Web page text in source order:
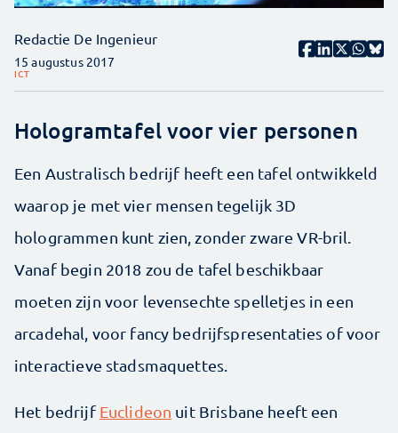
Redactie De Ingenieur
15 augustus 2017
ICT
Hologramtafel voor vier personen
Een Australisch bedrijf heeft een tafel ontwikkeld
waarop je met vier mensen tegelijk 3D
hologrammen kunt zien, zonder zware VR-bril.
Vanaf begin 2018 zou de tafel beschikbaar
moeten zijn voor levensechte spelletjes in een
arcadehal, voor fancy bedrijfspresentaties of voor
interactieve stadsmaquettes.
Het bedrijf Euclideon uit Brisbane heeft een